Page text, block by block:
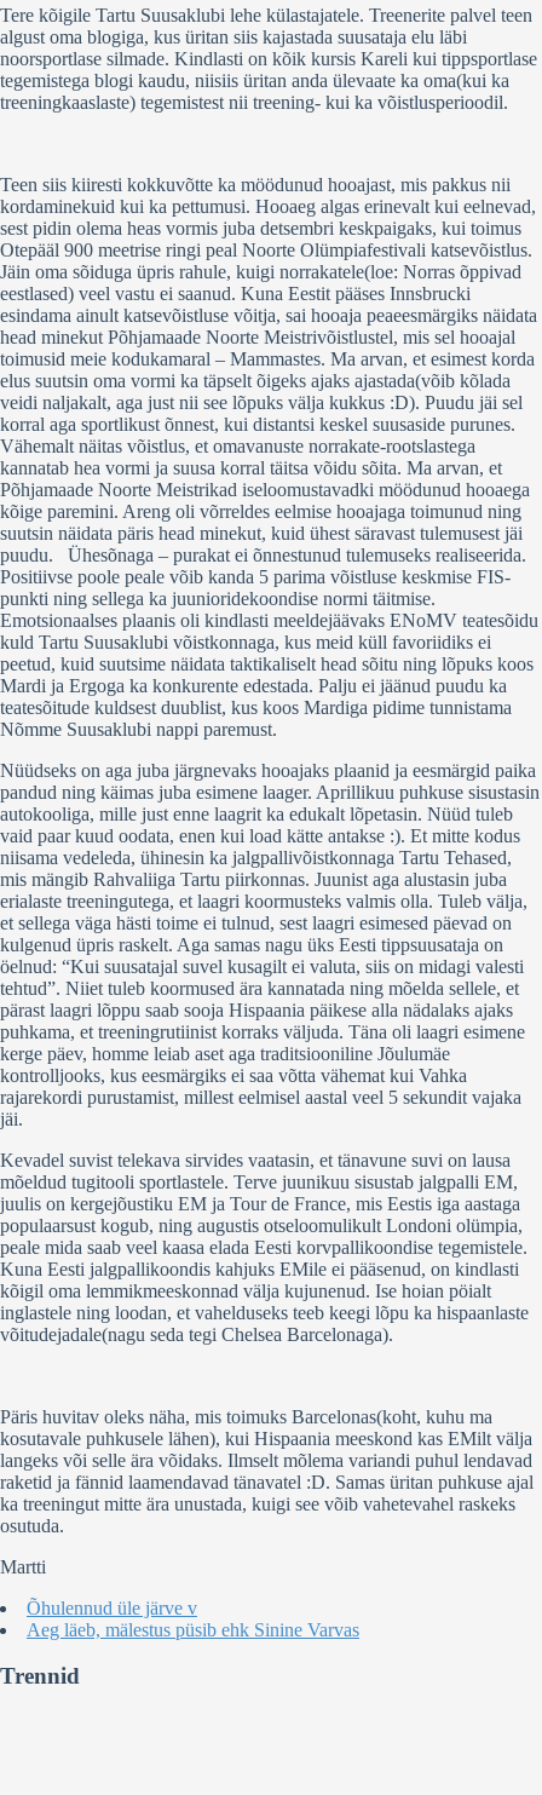
Tere kõigile Tartu Suusaklubi lehe külastajatele. Treenerite palvel teen
algust oma blogiga, kus üritan siis kajastada suusataja elu läbi
noorsportlase silmade. Kindlasti on kõik kursis Kareli kui tippsportlase
tegemistega blogi kaudu, niisiis üritan anda ülevaate ka oma(kui ka
treeningkaaslaste) tegemistest nii treening- kui ka võistlusperioodil.
Teen siis kiiresti kokkuvõtte ka möödunud hooajast, mis pakkus nii
kordaminekuid kui ka pettumusi. Hooaeg algas erinevalt kui eelnevad,
sest pidin olema heas vormis juba detsembri keskpaigaks, kui toimus
Otepääl 900 meetrise ringi peal Noorte Olümpiafestivali katsevõistlus.
Jäin oma sõiduga üpris rahule, kuigi norrakatele(loe: Norras õppivad
eestlased) veel vastu ei saanud. Kuna Eestit pääses Innsbrucki
esindama ainult katsevõistluse võitja, sai hooaja peaeesmärgiks näidata
head minekut Põhjamaade Noorte Meistrivõistlustel, mis sel hooajal
toimusid meie kodukamaral – Mammastes. Ma arvan, et esimest korda
elus suutsin oma vormi ka täpselt õigeks ajaks ajastada(võib kõlada
veidi naljakalt, aga just nii see lõpuks välja kukkus :D). Puudu jäi sel
korral aga sportlikust õnnest, kui distantsi keskel suusaside purunes.
Vähemalt näitas võistlus, et omavanuste norrakate-rootslastega
kannatab hea vormi ja suusa korral täitsa võidu sõita. Ma arvan, et
Põhjamaade Noorte Meistrikad iseloomustavadki möödunud hooaega
kõige paremini. Areng oli võrreldes eelmise hooajaga toimunud ning
suutsin näidata päris head minekut, kuid ühest säravast tulemusest jäi
puudu. Ühesõnaga – purakat ei õnnestunud tulemuseks realiseerida.
Positiivse poole peale võib kanda 5 parima võistluse keskmise FIS-
punkti ning sellega ka juunioridekoondise normi täitmise.
Emotsionaalses plaanis oli kindlasti meeldejäävaks ENoMV teatesõidu
kuld Tartu Suusaklubi võistkonnaga, kus meid küll favoriidiks ei
peetud, kuid suutsime näidata taktikaliselt head sõitu ning lõpuks koos
Mardi ja Ergoga ka konkurente edestada. Palju ei jäänud puudu ka
teatesõitude kuldsest duublist, kus koos Mardiga pidime tunnistama
Nõmme Suusaklubi nappi paremust.
Nüüdseks on aga juba järgnevaks hooajaks plaanid ja eesmärgid paika
pandud ning käimas juba esimene laager. Aprillikuu puhkuse sisustasin
autokooliga, mille just enne laagrit ka edukalt lõpetasin. Nüüd tuleb
vaid paar kuud oodata, enen kui load kätte antakse :). Et mitte kodus
niisama vedeleda, ühinesin ka jalgpallivõistkonnaga Tartu Tehased,
mis mängib Rahvaliiga Tartu piirkonnas. Juunist aga alustasin juba
erialaste treeningutega, et laagri koormusteks valmis olla. Tuleb välja,
et sellega väga hästi toime ei tulnud, sest laagri esimesed päevad on
kulgenud üpris raskelt. Aga samas nagu üks Eesti tippsuusataja on
öelnud: “Kui suusatajal suvel kusagilt ei valuta, siis on midagi valesti
tehtud”. Niiet tuleb koormused ära kannatada ning mõelda sellele, et
pärast laagri lõppu saab sooja Hispaania päikese alla nädalaks ajaks
puhkama, et treeningrutiinist korraks väljuda. Täna oli laagri esimene
kerge päev, homme leiab aset aga traditsiooniline Jõulumäe
kontrolljooks, kus eesmärgiks ei saa võtta vähemat kui Vahka
rajarekordi purustamist, millest eelmisel aastal veel 5 sekundit vajaka
jäi.
Kevadel suvist telekava sirvides vaatasin, et tänavune suvi on lausa
mõeldud tugitooli sportlastele. Terve juunikuu sisustab jalgpalli EM,
juulis on kergejõustiku EM ja Tour de France, mis Eestis iga aastaga
populaarsust kogub, ning augustis otseloomulikult Londoni olümpia,
peale mida saab veel kaasa elada Eesti korvpallikoondise tegemistele.
Kuna Eesti jalgpallikoondis kahjuks EMile ei pääsenud, on kindlasti
kõigil oma lemmikmeeskonnad välja kujunenud. Ise hoian pöialt
inglastele ning loodan, et vahelduseks teeb keegi lõpu ka hispaanlaste
võitudejadale(nagu seda tegi Chelsea Barcelonaga).
Päris huvitav oleks näha, mis toimuks Barcelonas(koht, kuhu ma
kosutavale puhkusele lähen), kui Hispaania meeskond kas EMilt välja
langeks või selle ära võidaks. Ilmselt mõlema variandi puhul lendavad
raketid ja fännid laamendavad tänavatel :D. Samas üritan puhkuse ajal
ka treeningut mitte ära unustada, kuigi see võib vahetevahel raskeks
osutuda.
Martti
Õhulennud üle järve v
Aeg läeb, mälestus püsib ehk Sinine Varvas
Trennid